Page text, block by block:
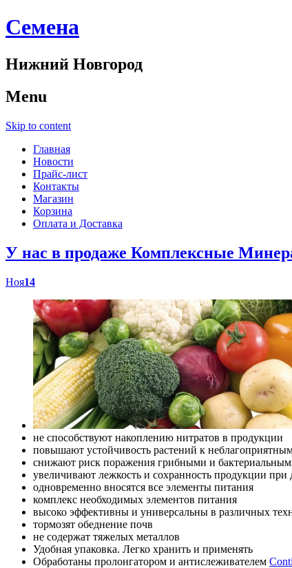
Cемена
Нижний Новгород
Menu
Skip to content
Главная
Новости
Прайс-лист
Контакты
Магазин
Корзина
Оплата и Доставка
У нас в продаже Комплексные
Ноя14
не способствуют накоплению нитратов в продукции
повышают устойчивость растений к
снижают риск поражения грибными и
увеличивают лежкость и сохранность продукции при
одновременно вносятся все элементы питания
комплекс необходимых элементов питания
высоко эффективны и универсальны в различных
тормозят обеднение почв
не содержат тяжелых металлов
Удобная упаковка. Легко хранить и применять
Обработаны пролонгатором и антислеживателем